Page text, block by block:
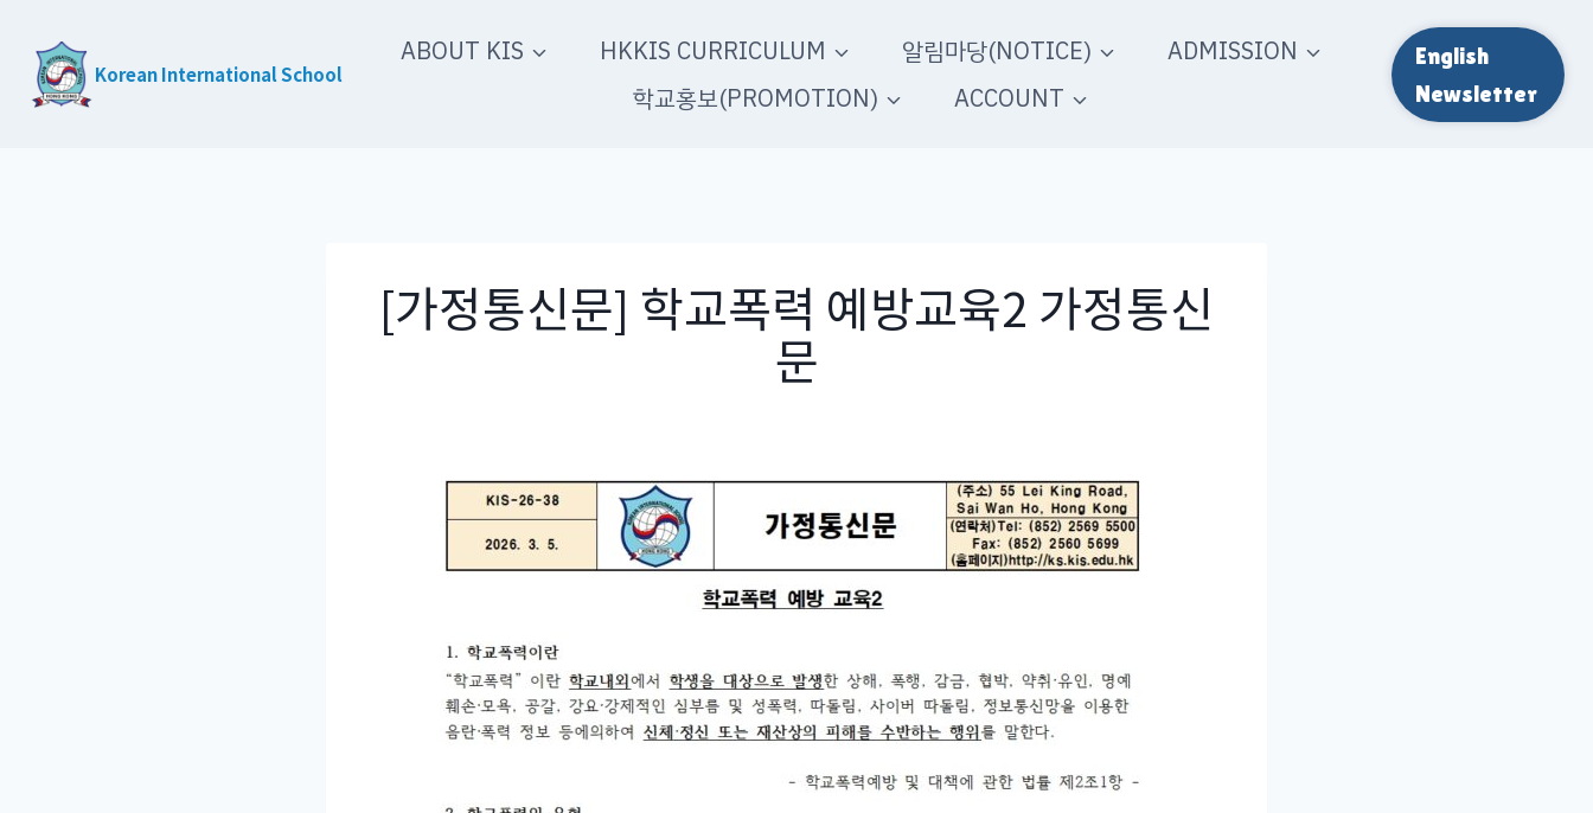
content
Korean International School
ABOUT KIS HKKIS CURRICULUM 알림마당(NOTICE)
ADMISSION
학교홍보(PROMOTION)
ACCOUNT
English
Newsletter
[가정통신문] 학교폭력 예방교육2 가정통신
문